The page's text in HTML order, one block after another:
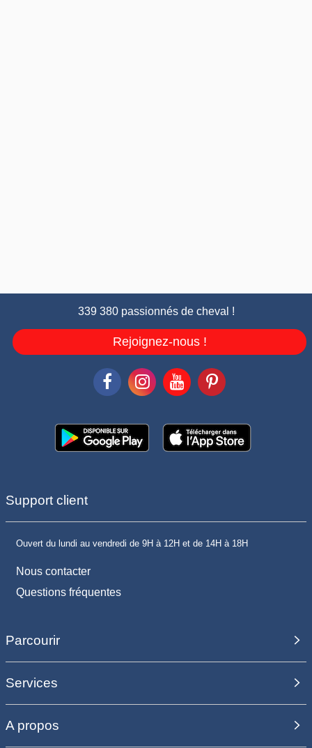
339 380 passionnés de cheval !
Rejoignez-nous !
Support client
Ouvert du lundi au vendredi de 9H à 12H et de 14H à 18H
Nous contacter
Questions fréquentes
Parcourir
Services
A propos